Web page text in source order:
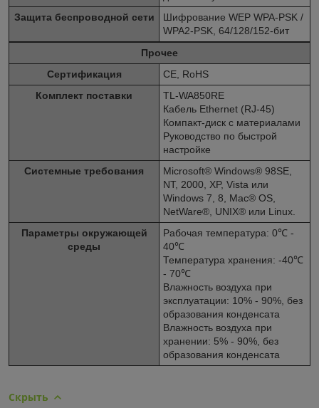
Защита беспроводной сети
Шифрование WEP WPA-PSK /
WPA2-PSK, 64/128/152-бит
Прочее
Сертификация
CE, RoHS
Комплект поставки
TL-WA850RE
Кабель Ethernet (RJ-45)
Компакт-диск с материалами
Руководство по быстрой
настройке
Системные требования
Microsoft® Windows® 98SE,
NT, 2000, XP, Vista или
Windows 7, 8, Mac® OS,
NetWare®, UNIX® или Linux.
Параметры окружающей
среды
Рабочая температура: 0℃ -
40℃
Температура хранения: -40℃
- 70℃
Влажность воздуха при
эксплуатации: 10% - 90%, без
образования конденсата
Влажность воздуха при
хранении: 5% - 90%, без
образования конденсата
Скрыть